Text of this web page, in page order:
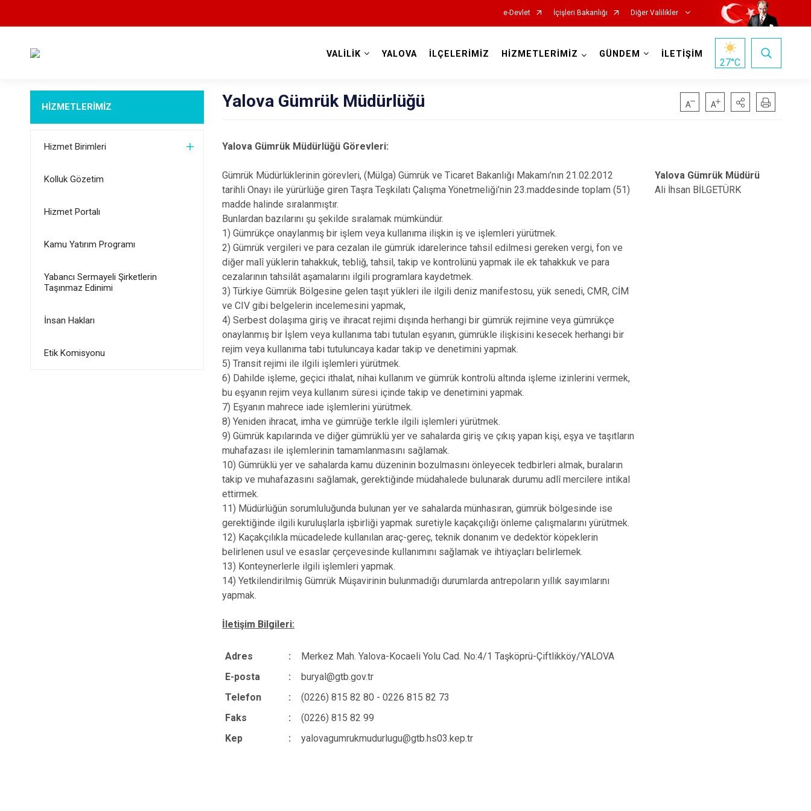
e-Devlet İçişleri Bakanlığı Diğer Valilikler
VALİLİK YALOVA İLÇELERİMİZ HİZMETLERİMİZ GÜNDEM İLETİŞİM
27°C
HİZMETLERİMİZ
Hizmet Birimleri
Kolluk Gözetim
Hizmet Portalı
Kamu Yatırım Programı
Yabancı Sermayeli Şirketlerin
Taşınmaz Edinimi
İnsan Hakları
Etik Komisyonu
Yalova Gümrük Müdürlüğü
Yalova Gümrük Müdürlüğü Görevleri:
Gümrük Müdürlüklerinin görevleri, (Mülga) Gümrük ve Ticaret Bakanlığı Makamı’nın 21.02.2012
tarihli Onayı ile yürürlüğe giren Taşra Teşkilatı Çalışma Yönetmeliği’nin 23.maddesinde toplam (51)
madde halinde sıralanmıştır.
Bunlardan bazılarını şu şekilde sıralamak mümkündür.
1) Gümrükçe onaylanmış bir işlem veya kullanıma ilişkin iş ve işlemleri yürütmek.
2) Gümrük vergileri ve para cezalan ile gümrük idarelerince tahsil edilmesi gereken vergi, fon ve
diğer malî yüklerin tahakkuk, tebliğ, tahsil, takip ve kontrolünü yapmak ile ek tahakkuk ve para
cezalarının tahsilât aşamalarını ilgili programlara kaydetmek.
3) Türkiye Gümrük Bölgesine gelen taşıt yükleri ile ilgili deniz manifestosu, yük senedi, CMR, CİM
ve CIV gibi belgelerin incelemesini yapmak,
4) Serbest dolaşıma giriş ve ihracat rejimi dışında herhangi bir gümrük rejimine veya gümrükçe
onaylanmış bir İşlem veya kullanıma tabi tutulan eşyanın, gümrükle ilişkisini kesecek herhangi bir
rejim veya kullanıma tabi tutuluncaya kadar takip ve denetimini yapmak.
5) Transit rejimi ile ilgili işlemleri yürütmek.
6) Dahilde işleme, geçici ithalat, nihai kullanım ve gümrük kontrolü altında işleme izinlerini vermek,
bu eşyanın rejim veya kullanım süresi içinde takip ve denetimini yapmak.
7) Eşyanın mahrece iade işlemlerini yürütmek.
8) Yeniden ihracat, imha ve gümrüğe terkle ilgili işlemleri yürütmek.
9) Gümrük kapılarında ve diğer gümrüklü yer ve sahalarda giriş ve çıkış yapan kişi, eşya ve taşıtların
muhafazası ile işlemlerinin tamamlanmasını sağlamak.
10) Gümrüklü yer ve sahalarda kamu düzeninin bozulmasını önleyecek tedbirleri almak, buraların
takip ve muhafazasını sağlamak, gerektiğinde müdahalede bulunarak durumu adlî mercilere intikal
ettirmek.
11) Müdürlüğün sorumluluğunda bulunan yer ve sahalarda münhasıran, gümrük bölgesinde ise
gerektiğinde ilgili kuruluşlarla işbirliği yapmak suretiyle kaçakçılığı önleme çalışmalarını yürütmek.
12) Kaçakçılıkla mücadelede kullanılan araç-gereç, teknik donanım ve dedektör köpeklerin
belirlenen usul ve esaslar çerçevesinde kullanımını sağlamak ve ihtiyaçları belirlemek.
13) Konteynerlerle ilgili işlemleri yapmak.
14) Yetkilendirilmiş Gümrük Müşavirinin bulunmadığı durumlarda antrepoların yıllık sayımlarını
yapmak.
Yalova Gümrük Müdürü
Ali İhsan BİLGETÜRK
İletişim Bilgileri:
Adres :
Merkez Mah. Yalova-Kocaeli Yolu Cad. No:4/1 Taşköprü-Çiftlikköy/YALOVA
E-posta
:
buryal@gtb.gov.tr
Telefon
:
(0226) 815 82 80 - 0226 815 82 73
Faks
:
(0226) 815 82 99
Kep
: yalovagumrukmudurlugu@gtb.hs03.kep.tr